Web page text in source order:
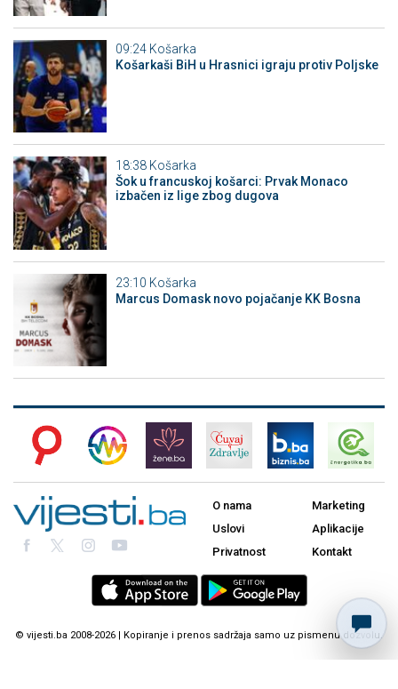
09:24 Košarka
Košarkaši BiH u Hrasnici igraju protiv Poljske
18:38 Košarka
Šok u francuskoj košarci: Prvak Monaco
izbačen iz lige zbog dugova
23:10 Košarka
Marcus Domask novo pojačanje KK Bosna
O nama
Uslovi
Privatnost
Marketing
Aplikacije
Kontakt
© vijesti.ba 2008-2026 | Kopiranje i prenos sadržaja samo uz pismenu dozvolu.